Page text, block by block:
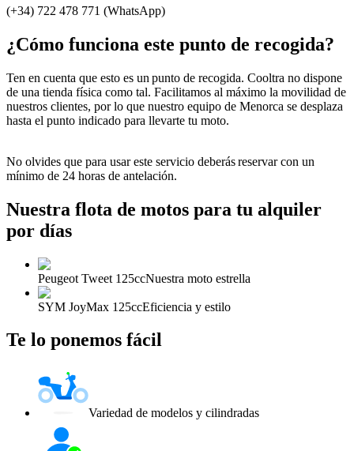
(+34) 722 478 771 (WhatsApp)
¿Cómo funciona este punto de recogida?
Ten en cuenta que esto es un punto de recogida. Cooltra no dispone
de una tienda física como tal. Facilitamos al máximo la movilidad de
nuestros clientes, por lo que nuestro equipo de Menorca se desplaza
hasta el punto indicado para llevarte tu moto.
No olvides que para usar este servicio deberás reservar con un
mínimo de 24 horas de antelación.
Nuestra flota de motos para tu alquiler
por días
Peugeot Tweet 125ccNuestra moto estrella
SYM JoyMax 125ccEficiencia y estilo
Te lo ponemos fácil
Variedad de modelos y cilindradas